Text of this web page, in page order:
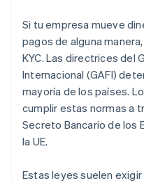
Si tu empresa mueve
pagos de alguna
KYC. Las directrices del
Internacional (GAFI)
mayoría de los países.
cumplir estas normas a
Secreto Bancario de los
la UE.
Estas leyes suelen